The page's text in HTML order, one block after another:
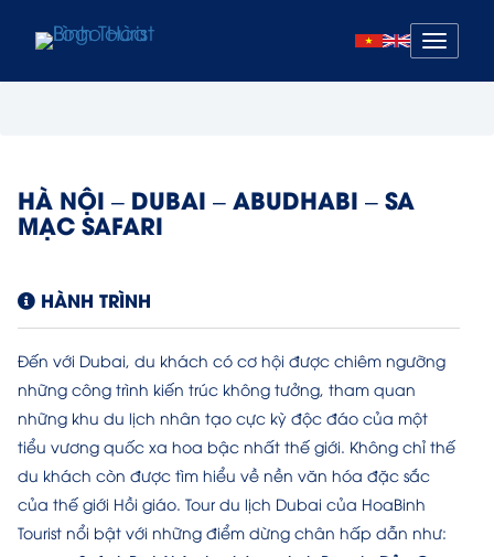
Mở
menu
HÀ NỘI – DUBAI – ABUDHABI – SA
MẠC SAFARI
HÀNH TRÌNH
Đến với Dubai, du khách có cơ hội được chiêm ngưỡng
những công trình kiến trúc không tưởng, tham quan
những khu du lịch nhân tạo cực kỳ độc đáo của một
tiểu vương quốc xa hoa bậc nhất thế giới. Không chỉ thế
du khách còn được tìm hiểu về nền văn hóa đặc sắc
của thế giới Hồi giáo. Tour du lịch Dubai của HoaBinh
Tourist nổi bật với những điểm dừng chân hấp dẫn như: